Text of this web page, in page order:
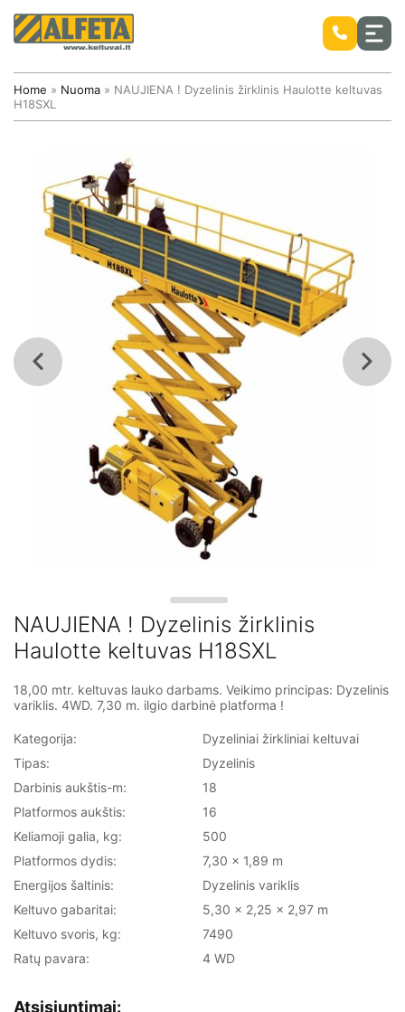
Stiebiniai savaeigiai keltuvai
Mobilūs bokšteliai ir kopėčios ALTREX
Mobilūs bokšteliai Altrex
Savaeigiai žirkliniai keltuvai
Savaeigiai alkūniniai keltuvai
Savaeigiai teleskopiniai keltuvai
Priekabos tipo keltuvai
Keltuvai ant automobilio bazės
Nauji keltuvai
Naudoti keltuvai
Aliuminiai bokšteliai ALTREX
Atsarginės keltuvų dalys
Home » Nuoma » NAUJIENA ! Dyzelinis žirklinis Haulotte keltuvas
H18SXL
NAUJIENA ! Dyzelinis žirklinis
Haulotte keltuvas H18SXL
18,00 mtr. keltuvas lauko darbams. Veikimo principas: Dyzelinis
variklis. 4WD. 7,30 m. ilgio darbinė platforma !
Kategorija:
Dyzeliniai žirkliniai keltuvai
Tipas:
Dyzelinis
Darbinis aukštis-m:
18
Platformos aukštis:
16
Keliamoji galia, kg:
500
Platformos dydis:
7,30 x 1,89 m
Energijos šaltinis:
Dyzelinis variklis
Keltuvo gabaritai:
5,30 x 2,25 x 2,97 m
Keltuvo svoris, kg:
7490
Ratų pavara:
4 WD
Atsisiuntimai: